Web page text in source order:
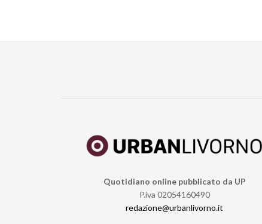
Quotidiano online pubblicato da UP
P.iva 02054160490
redazione@urbanlivorno.it